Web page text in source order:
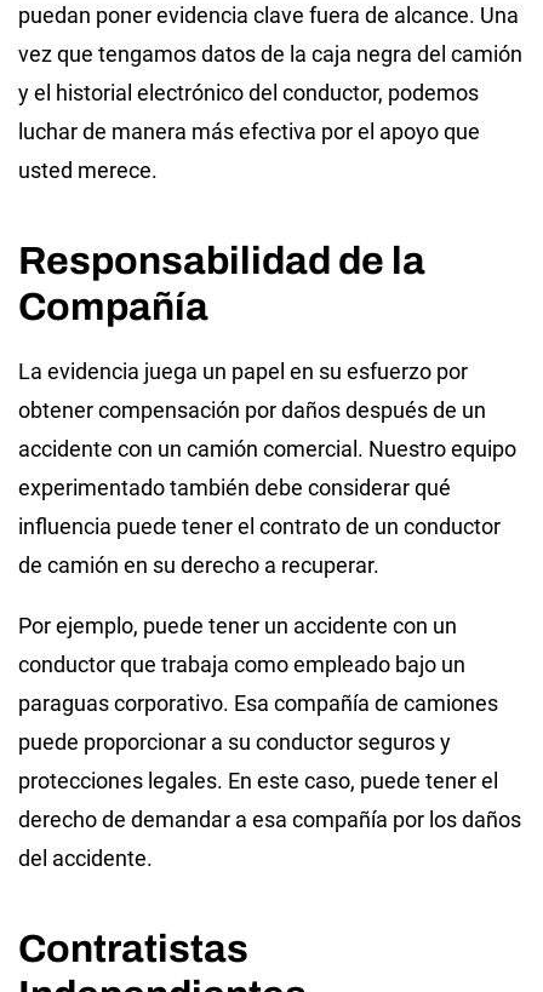
puedan poner evidencia clave fuera de alcance. Una
vez que tengamos datos de la caja negra del camión
y el historial electrónico del conductor, podemos
luchar de manera más efectiva por el apoyo que
usted merece.
Responsabilidad de la
Compañía
La evidencia juega un papel en su esfuerzo por
obtener compensación por daños después de un
accidente con un camión comercial. Nuestro equipo
experimentado también debe considerar qué
influencia puede tener el contrato de un conductor
de camión en su derecho a recuperar.
Por ejemplo, puede tener un accidente con un
conductor que trabaja como empleado bajo un
paraguas corporativo. Esa compañía de camiones
puede proporcionar a su conductor seguros y
protecciones legales. En este caso, puede tener el
derecho de demandar a esa compañía por los daños
del accidente.
Contratistas